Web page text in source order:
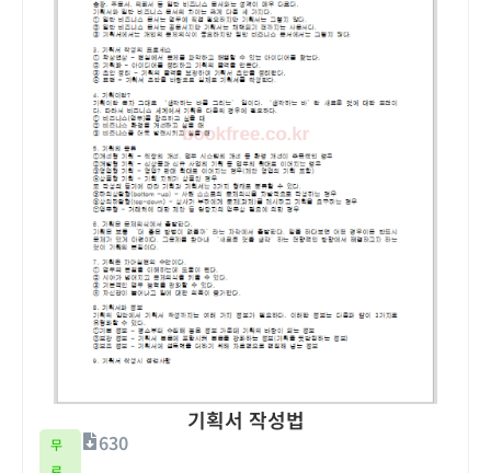
기획서 작성법
무
630